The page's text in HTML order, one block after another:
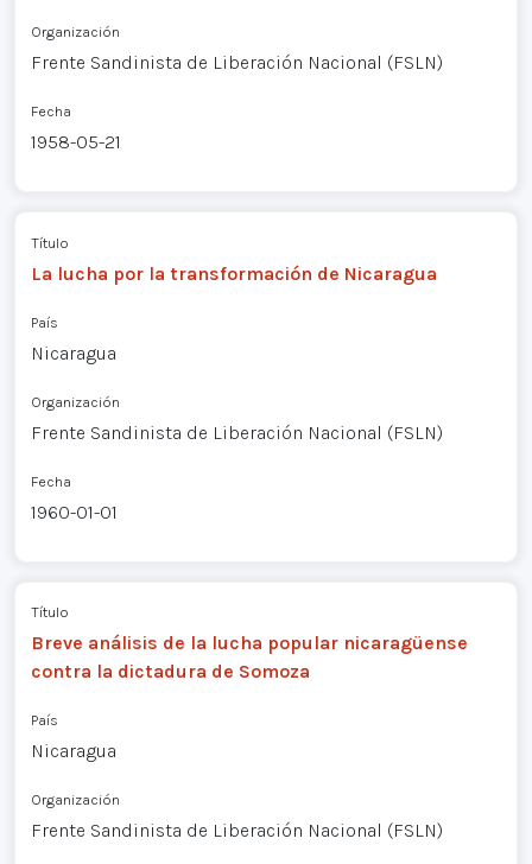
Organización
Frente Sandinista de Liberación Nacional (FSLN)
Fecha
1958-05-21
Título
La lucha por la transformación de Nicaragua
País
Nicaragua
Organización
Frente Sandinista de Liberación Nacional (FSLN)
Fecha
1960-01-01
Título
Breve análisis de la lucha popular nicaragüense
contra la dictadura de Somoza
País
Nicaragua
Organización
Frente Sandinista de Liberación Nacional (FSLN)